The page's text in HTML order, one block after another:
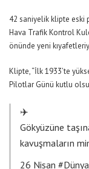
42 saniyelik klipte eski
Hava Trafik Kontrol
önünde yeni
Klipte, “İlk 1933’te
Pilotlar Günü kutlu
✈️
Gökyüzüne
kavuşmaların
26 Nisan